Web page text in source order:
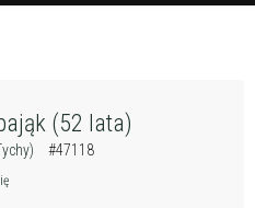
(52 lata)
#47118